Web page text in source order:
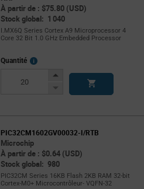
À partir de : $75.80 (USD)
Stock global: 1 040
I.MX6Q Series Cortex A9 Microprocessor 4
Core 32 Bit 1.0 GHz Embedded Processor
Quantité
More
Increase
Decrease
PIC32CM1602GV00032-I/RTB
Microchip
À partir de : $0.64 (USD)
Stock global: 980
PIC32CM Series 16KB Flash 2KB RAM 32-bit
Cortex-M0+ Microcontrôleur- VQFN-32